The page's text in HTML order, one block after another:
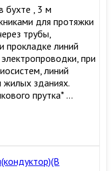
бухте , 3 м
для протяжки
трубы,
прокладке линий
при
линий
жилых зданиях.
прутка* …